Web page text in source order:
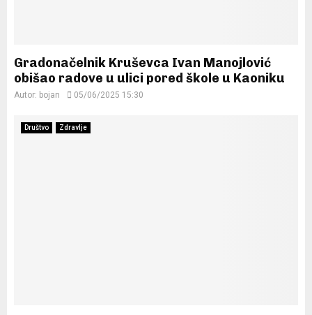
Gradonačelnik Kruševca Ivan Manojlović
obišao radove u ulici pored škole u Kaoniku
Autor: bojan 05/06/2025 15:30
Društvo Zdravlje